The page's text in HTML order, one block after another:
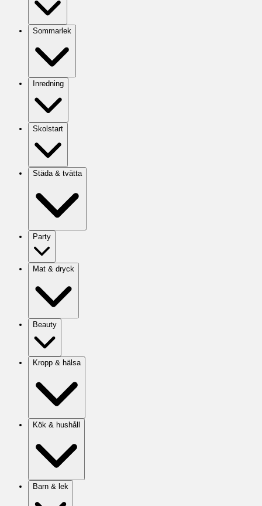
Sommarlek
Inredning
Skolstart
Städa & tvätta
Party
Mat & dryck
Beauty
Kropp & hälsa
Kök & hushåll
Barn & lek